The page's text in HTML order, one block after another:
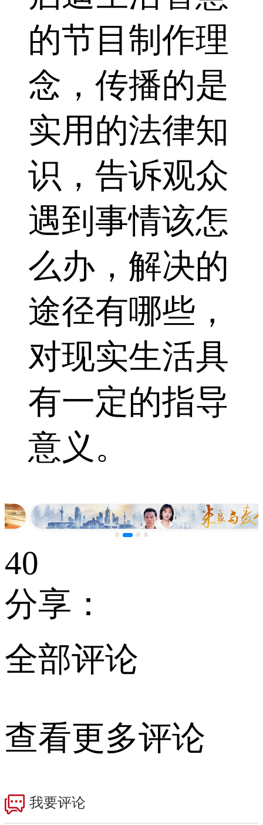
的节目制作理
念，传播的是
实用的法律知
识，告诉观众
遇到事情该怎
么办，解决的
途径有哪些，
对现实生活具
有一定的指导
意义。
40
分享：
全部评论
查看更多评论